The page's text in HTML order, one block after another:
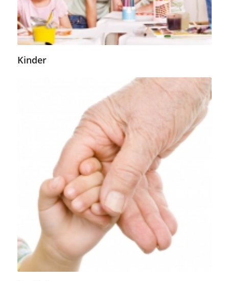
Kinder